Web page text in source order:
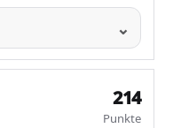
214
Punkte